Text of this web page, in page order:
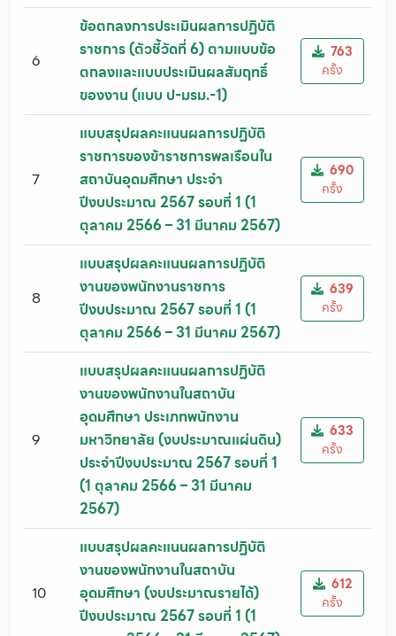
6
ข้อตกลงการประเมินผลการปฏิบัติ
ราชการ (ตัวชี้วัดที่ 6) ตามแบบข้อ
ตกลงและแบบประเมินผลสัมฤทธิ์
ของงาน (แบบ ป-มรม.-1)
763
ครั้ง
7
แบบสรุปผลคะแนนผลการปฏิบัติ
ราชการของข้าราชการพลเรือนใน
สถาบันอุดมศึกษา ประจำ
ปีงบประมาณ 2567 รอบที่ 1 (1
ตุลาคม 2566 – 31 มีนาคม 2567)
690
ครั้ง
8
แบบสรุปผลคะแนนผลการปฏิบัติ
งานของพนักงานราชการ
ปีงบประมาณ 2567 รอบที่ 1 (1
ตุลาคม 2566 – 31 มีนาคม 2567)
639
ครั้ง
9
แบบสรุปผลคะแนนผลการปฏิบัติ
งานของพนักงานในสถาบัน
อุดมศึกษา ประเภทพนักงาน
มหาวิทยาลัย (งบประมาณแผ่นดิน)
ประจำปีงบประมาณ 2567 รอบที่ 1
(1 ตุลาคม 2566 – 31 มีนาคม
2567)
633
ครั้ง
10
แบบสรุปผลคะแนนผลการปฏิบัติ
งานของพนักงานในสถาบัน
อุดมศึกษา (งบประมาณรายได้)
ปีงบประมาณ 2567 รอบที่ 1 (1
612
ครั้ง